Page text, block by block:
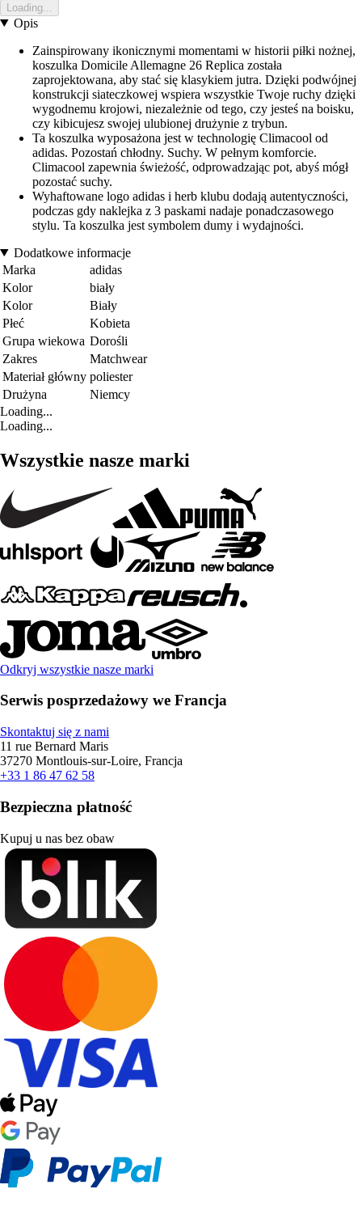
Loading...
Opis
Zainspirowany ikonicznymi momentami w historii piłki nożnej,
koszulka Domicile Allemagne 26 Replica została
zaprojektowana, aby stać się klasykiem jutra. Dzięki podwójnej
konstrukcji siateczkowej wspiera wszystkie Twoje ruchy dzięki
wygodnemu krojowi, niezależnie od tego, czy jesteś na boisku,
czy kibicujesz swojej ulubionej drużynie z trybun.
Ta koszulka wyposażona jest w technologię Climacool od
adidas. Pozostań chłodny. Suchy. W pełnym komforcie.
Climacool zapewnia świeżość, odprowadzając pot, abyś mógł
pozostać suchy.
Wyhaftowane logo adidas i herb klubu dodają autentyczności,
podczas gdy naklejka z 3 paskami nadaje ponadczasowego
stylu. Ta koszulka jest symbolem dumy i wydajności.
Dodatkowe informacje
Marka
adidas
Kolor
biały
Kolor
Biały
Płeć
Kobieta
Grupa wiekowa Dorośli
Zakres
Matchwear
Materiał główny poliester
Drużyna
Niemcy
Loading...
Loading...
Wszystkie nasze marki
Odkryj wszystkie nasze marki
Serwis posprzedażowy we Francja
Skontaktuj się z nami
11 rue Bernard Maris
37270 Montlouis-sur-Loire, Francja
+33 1 86 47 62 58
Bezpieczna płatność
Kupuj u nas bez obaw